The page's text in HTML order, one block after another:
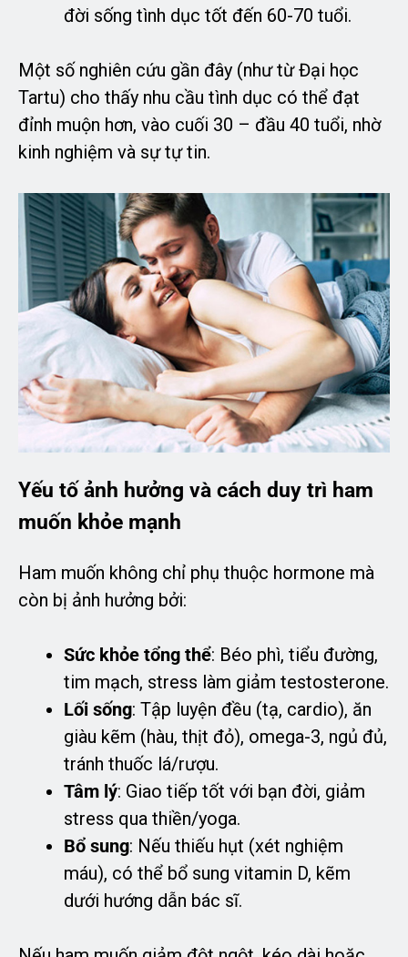
đời sống tình dục tốt đến 60-70 tuổi.
Một số nghiên cứu gần đây (như từ Đại học
Tartu) cho thấy nhu cầu tình dục có thể đạt
đỉnh muộn hơn, vào cuối 30 – đầu 40 tuổi, nhờ
kinh nghiệm và sự tự tin.
Yếu tố ảnh hưởng và cách duy trì ham
muốn khỏe mạnh
Ham muốn không chỉ phụ thuộc hormone mà
còn bị ảnh hưởng bởi:
Sức khỏe tổng thể: Béo phì, tiểu đường,
tim mạch, stress làm giảm testosterone.
Lối sống: Tập luyện đều (tạ, cardio), ăn
giàu kẽm (hàu, thịt đỏ), omega-3, ngủ đủ,
tránh thuốc lá/rượu.
Tâm lý: Giao tiếp tốt với bạn đời, giảm
stress qua thiền/yoga.
Bổ sung: Nếu thiếu hụt (xét nghiệm
máu), có thể bổ sung vitamin D, kẽm
dưới hướng dẫn bác sĩ.